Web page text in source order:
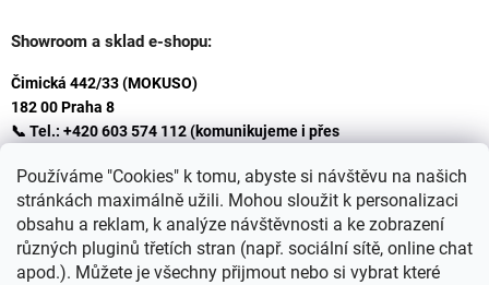
Používáme "Cookies" k tomu, abyste si návštěvu na našich
stránkách maximálně užili. Mohou sloužit k personalizaci
obsahu a reklam, k analýze návštěvnosti a ke zobrazení
různých pluginů třetích stran (např. sociální sítě, online chat
apod.). Můžete je všechny přijmout nebo si vybrat které
Showroom a sklad e-shopu:
Čimická 442/33 (MOKUSO)
182 00 Praha 8
📞 Tel.: +420 603 574 112 (komunikujeme i přes
✉️ E-mail: info@ceskakoupelna.cz